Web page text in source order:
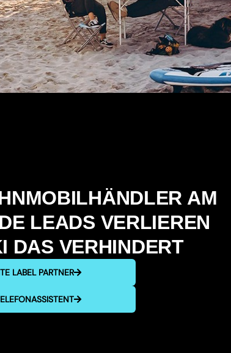
AM
LEADS VERLIEREN
DAS VERHINDERT
LABEL PARTNER